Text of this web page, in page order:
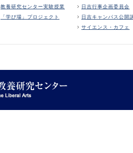
教養研究センター実験授業
「学び場」プロジェクト
日吉行事企画委員会
日吉キャンパス公開
サイエンス・カフェ